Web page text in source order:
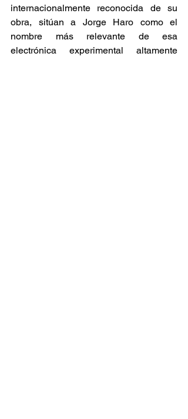
internacionalmente reconocida de su
obra, sitúan a Jorge Haro como el
nombre más relevante de esa
electrónica experimental altamente